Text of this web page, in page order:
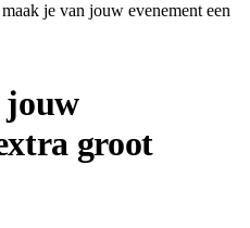
je van jouw evenement een
jouw
groot